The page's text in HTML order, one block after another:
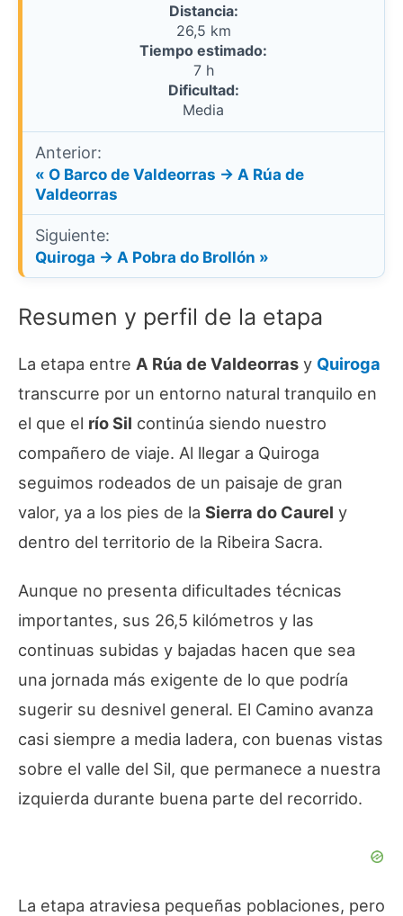
Distancia:
26,5 km
Tiempo estimado:
7 h
Dificultad:
Media
Anterior:
« O Barco de Valdeorras → A Rúa de
Valdeorras
Siguiente:
Quiroga → A Pobra do Brollón »
Resumen y perfil de la etapa
La etapa entre A Rúa de Valdeorras y Quiroga
transcurre por un entorno natural tranquilo en
el que el río Sil continúa siendo nuestro
compañero de viaje. Al llegar a Quiroga
seguimos rodeados de un paisaje de gran
valor, ya a los pies de la Sierra do Caurel y
dentro del territorio de la Ribeira Sacra.
Aunque no presenta dificultades técnicas
importantes, sus 26,5 kilómetros y las
continuas subidas y bajadas hacen que sea
una jornada más exigente de lo que podría
sugerir su desnivel general. El Camino avanza
casi siempre a media ladera, con buenas vistas
sobre el valle del Sil, que permanece a nuestra
izquierda durante buena parte del recorrido.
La etapa atraviesa pequeñas poblaciones, pero